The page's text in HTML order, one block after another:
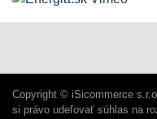
Copyright © iSicommerce
si právo udeľovať súhlas na